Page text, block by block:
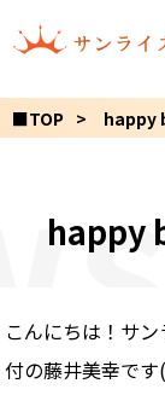
■TOP happy
happy
こんにちは！サ
付の藤井美幸で